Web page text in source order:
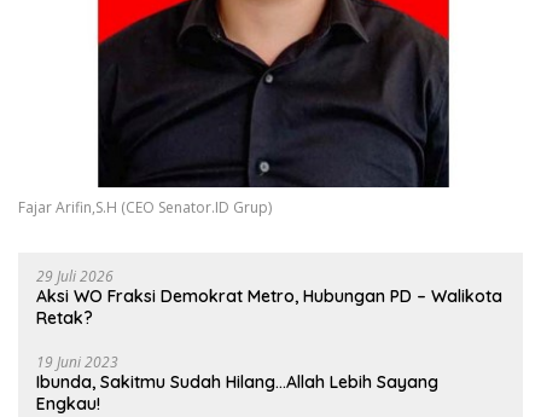
Fajar Arifin,S.H (CEO Senator.ID Grup)
29 Juli 2026
Aksi WO Fraksi Demokrat Metro, Hubungan PD – Walikota
Retak?
19 Juni 2023
Ibunda, Sakitmu Sudah Hilang…Allah Lebih Sayang
Engkau!